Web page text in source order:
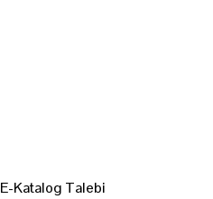
E-Katalog Talebi